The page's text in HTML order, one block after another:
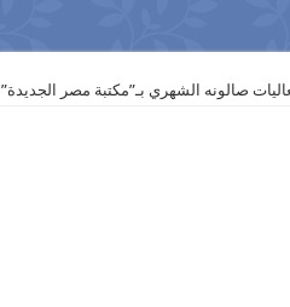
صالونه الشهري بـ”مكتبة مصر الجديدة”